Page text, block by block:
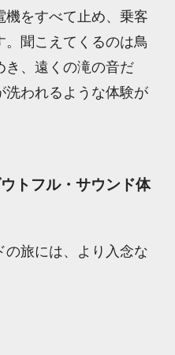
機をすべて止め、乗客
聞こえてくるのは鳥
き、遠くの滝の音だ
洗われるような体験が
トフル・サウンド体
旅には、より入念な